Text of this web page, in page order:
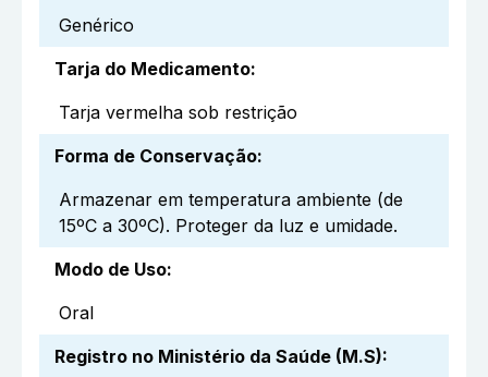
Genérico
Tarja do Medicamento:
Tarja vermelha sob restrição
Forma de Conservação:
Armazenar em temperatura ambiente (de
15ºC a 30ºC). Proteger da luz e umidade.
Modo de Uso:
Oral
Registro no Ministério da Saúde (M.S):